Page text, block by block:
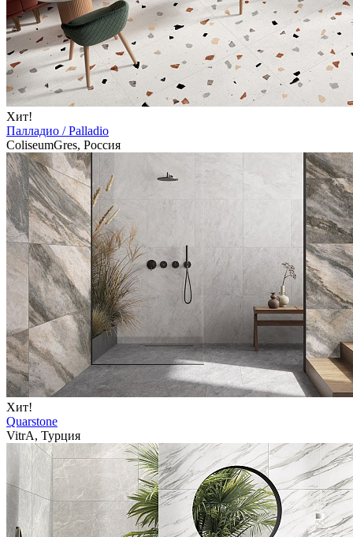
Хит!
Палладио / Palladio
ColiseumGres, Россия
Хит!
Quarstone
VitrA, Турция